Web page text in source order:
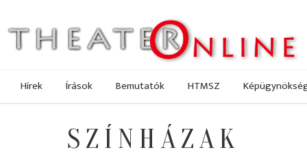
Hírek Írások Bemutatók HTMSZ
SZÍNHÁZAK